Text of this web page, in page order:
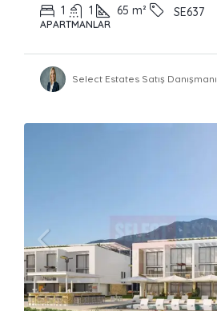
1 1 65 m² SE637
APARTMANLAR
Select Estates Satış Danışmanı